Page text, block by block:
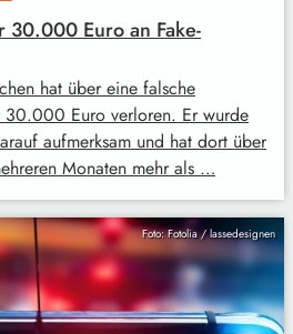
Euro an Fake-
hat über eine falsche
30.000 Euro verloren. Er wurde
aufmerksam und hat dort über
Monaten mehr als …
Foto: Fotolia / lassedesignen